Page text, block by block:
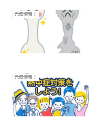
元気情報！
元気情報！